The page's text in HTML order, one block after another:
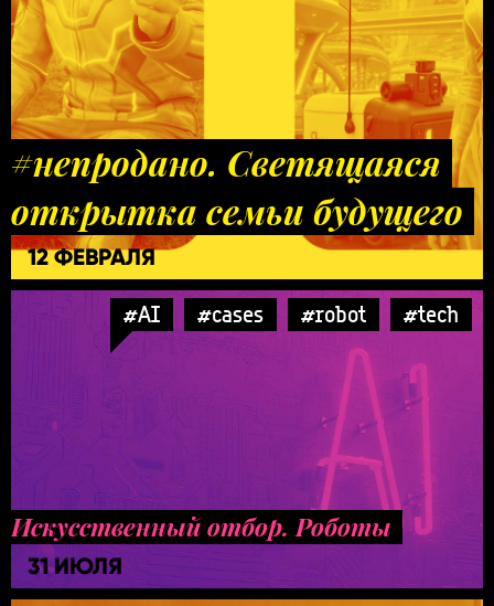
#непродано. Светящаяся
открытка семьи будущего
12 ФЕВРАЛЯ
#AI #cases #robot #tech
Искусственный отбор. Роботы
31 ИЮЛЯ